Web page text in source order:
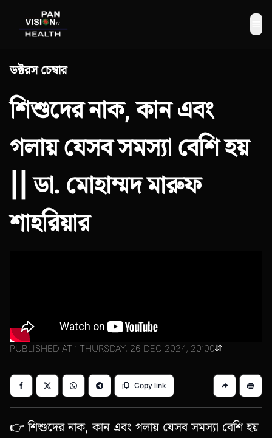
ডক্টরস চেম্বার
শিশুদের নাক, কান এবং
গলায় যেসব সমস্যা বেশি হয়
|| ডা. মোহাম্মদ মারুফ
শাহরিয়ার
PUBLISHED AT : THURSDAY, 26 DEC 2024, 20:00
Copy link
👉 শিশুদের নাক, কান এবং গলায় যেসব সমস্যা বেশি হয়